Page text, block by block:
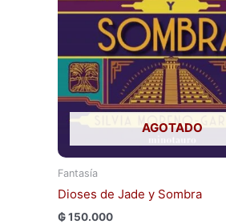
AGOTADO
Fantasía
Dioses de Jade y Sombra
₲150.000